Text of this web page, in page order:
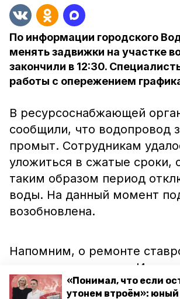
«Понимал, что если
утонем втроём»:
По информации городского
менять задвижки на участке
закончили в 12:30.
работы с опережением
В ресурсоснабжающей
сообщили, что водопровод
промыт. Сотрудникам
уложиться в сжатые сроки,
таким образом период
воды. На данный момент
возобновлена.
Напомним, о ремонте
заранее.
планировалось, что работы